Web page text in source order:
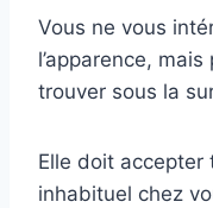
Vous ne vous
l’apparence,
trouver sous la
Elle doit
inhabituel chez